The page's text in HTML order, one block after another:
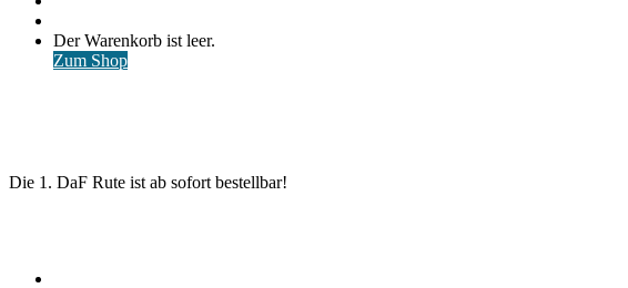
Warenkorb
ansehen
Der Warenkorb ist leer.
Zum Shop
Die 1. DaF Rute ist ab sofort bestellbar!